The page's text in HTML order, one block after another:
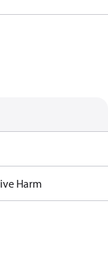
Harm